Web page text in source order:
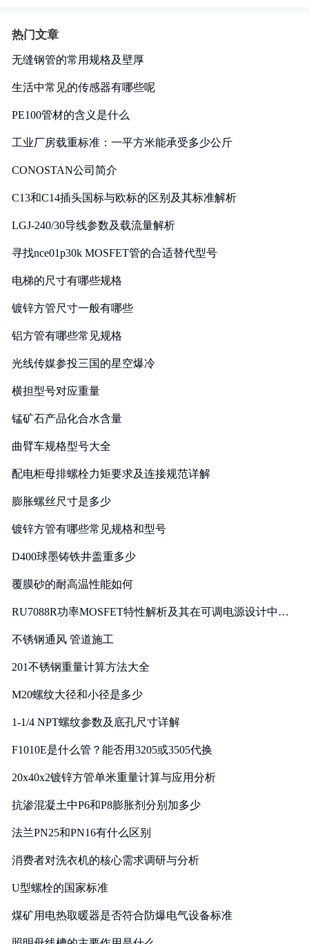
热门文章
无缝钢管的常用规格及壁厚
生活中常见的传感器有哪些呢
PE100管材的含义是什么
工业厂房载重标准：一平方米能承受多少公斤
CONOSTAN公司简介
C13和C14插头国标与欧标的区别及其标准解析
LGJ-240/30导线参数及载流量解析
寻找nce01p30k MOSFET管的合适替代型号
电梯的尺寸有哪些规格
镀锌方管尺寸一般有哪些
铝方管有哪些常见规格
光线传媒参投三国的星空爆冷
横担型号对应重量
锰矿石产品化合水含量
曲臂车规格型号大全
配电柜母排螺栓力矩要求及连接规范详解
膨胀螺丝尺寸是多少
镀锌方管有哪些常见规格和型号
D400球墨铸铁井盖重多少
覆膜砂的耐高温性能如何
RU7088R功率MOSFET特性解析及其在可调电源设计中的
不锈钢通风 管道施工
201不锈钢重量计算方法大全
M20螺纹大径和小径是多少
1-1/4 NPT螺纹参数及底孔尺寸详解
F1010E是什么管？能否用3205或3505代换
20x40x2镀锌方管单米重量计算与应用分析
抗渗混凝土中P6和P8膨胀剂分别加多少
法兰PN25和PN16有什么区别
消费者对洗衣机的核心需求调研与分析
U型螺栓的国家标准
煤矿用电热取暖器是否符合防爆电气设备标准